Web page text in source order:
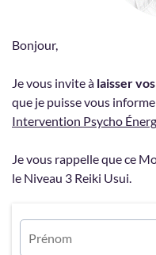
Bonjour,
Je vous invite à laisser
que je puisse vous
Intervention Psycho
Je vous rappelle que ce
le Niveau 3 Reiki Usui.